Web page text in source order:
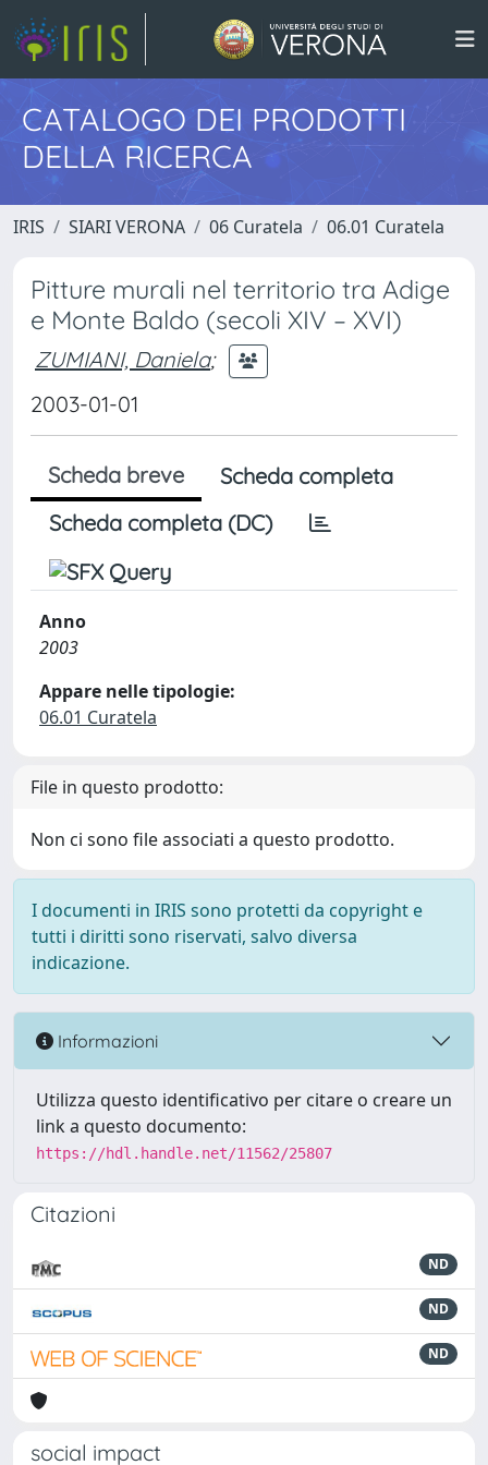
CATALOGO DEI PRODOTTI
DELLA RICERCA
IRIS SIARI VERONA 06 Curatela 06.01 Curatela
Pitture murali nel territorio tra Adige
e Monte Baldo (secoli XIV – XVI)
ZUMIANI, Daniela;
2003-01-01
Scheda breve
Scheda completa
Scheda completa (DC)
Anno
2003
Appare nelle tipologie:
06.01 Curatela
File in questo prodotto:
Non ci sono file associati a questo prodotto.
I documenti in IRIS sono protetti da copyright e
tutti i diritti sono riservati, salvo diversa
indicazione.
Informazioni
Utilizza questo identificativo per citare o creare un
link a questo documento:
https://hdl.handle.net/11562/25807
Citazioni
ND
ND
ND
social impact